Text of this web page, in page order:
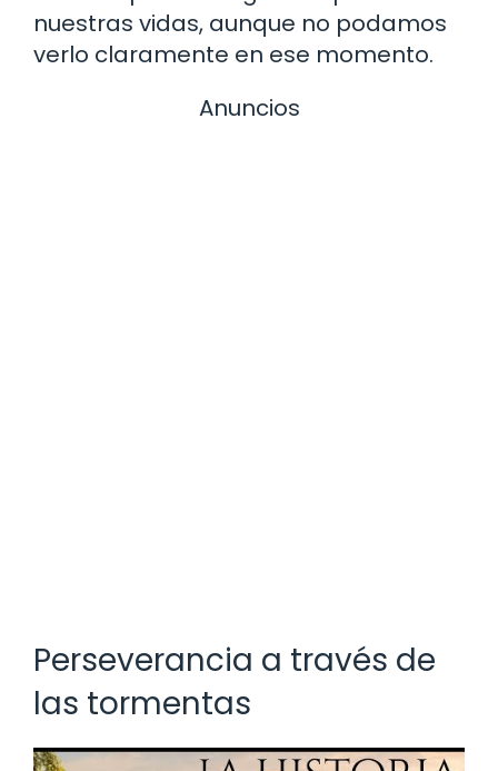
nuestras vidas, aunque no podamos
verlo claramente en ese momento.
Anuncios
Perseverancia a través de
las tormentas